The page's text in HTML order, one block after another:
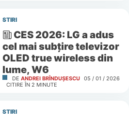
STIRI
CES 2026: LG a adus
cel mai subțire televizor
OLED true wireless din
lume, W6
DE ANDREI BRÎNDUȘESCU 05 / 01 / 2026
CITIRE ÎN 2 MINUTE
STIRI